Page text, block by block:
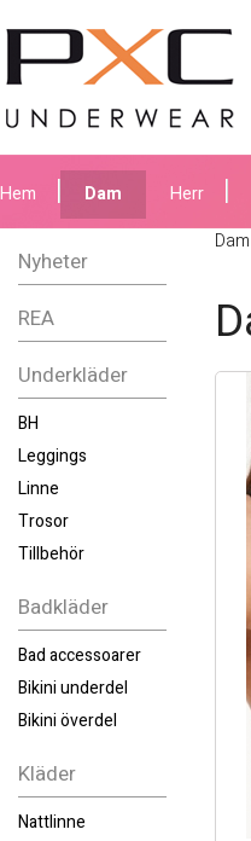
Hem Dam Herr
Nyheter
REA
Underkläder
BH
Leggings
Linne
Trosor
Tillbehör
Badkläder
Bad accessoarer
Bikini underdel
Bikini överdel
Kläder
Nattlinne
Dam